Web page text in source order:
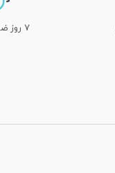
۷ روز ضمانت بازگشت